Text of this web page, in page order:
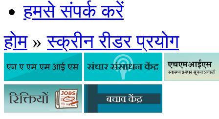
हमसे संपर्क करें
होम»स्‍क्रीन रीडर प्रयोग